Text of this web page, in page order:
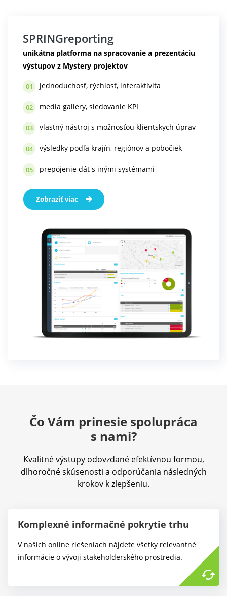
SPRINGreporting
unikátna platforma na spracovanie a prezentáciu
výstupov z Mystery projektov
01 jednoduchosť, rýchlosť, interaktivita
02 media gallery, sledovanie KPI
03 vlastný nástroj s možnosťou klientskych úprav
04 výsledky podľa krajín, regiónov a pobočiek
05 prepojenie dát s inými systémami
Zobraziť viac
Čo Vám prinesie spolupráca
s nami?
Kvalitné výstupy odovzdané efektívnou formou,
dlhoročné skúsenosti a odporúčania následných
krokov k zlepšeniu.
Komplexné informačné pokrytie trhu
V našich online riešeniach nájdete všetky relevantné
informácie o vývoji stakeholderského prostredia.
cached